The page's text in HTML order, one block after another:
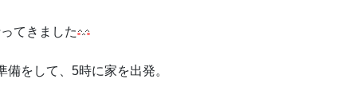
てきました
をして、5時に家を出発。